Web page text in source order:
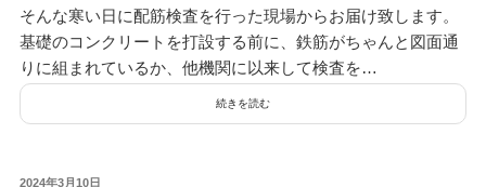
そんな寒い日に配筋検査を行った現場からお届け致します。
基礎のコンクリートを打設する前に、鉄筋がちゃんと図面通
りに組まれているか、他機関に以来して検査を…
続きを読む
投
2024年3月10日